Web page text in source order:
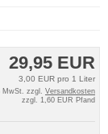
29,95 EUR
3,00 EUR pro 1 Liter
MwSt. zzgl. Versandkosten
zzgl. 1,60 EUR Pfand